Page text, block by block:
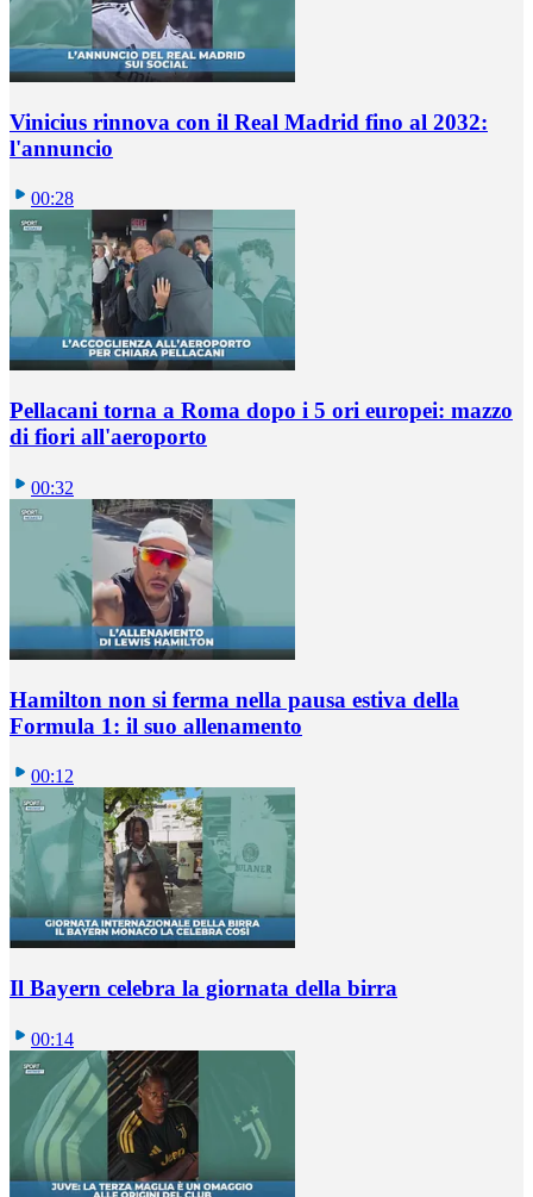
Vinicius rinnova con il Real Madrid fino al 2032:
l'annuncio
00:28
Pellacani torna a Roma dopo i 5 ori europei: mazzo
di fiori all'aeroporto
00:32
Hamilton non si ferma nella pausa estiva della
Formula 1: il suo allenamento
00:12
Il Bayern celebra la giornata della birra
00:14